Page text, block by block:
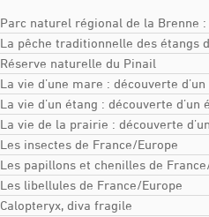
Parc naturel régional de la Brenne
La pêche traditionnelle des étangs
Réserve naturelle du Pinail
La vie d’une mare : découverte
La vie d’un étang : découverte d’un
La vie de la prairie : découverte
Les insectes de France/Europe
Les papillons et chenilles de
Les libellules de France/Europe
Calopteryx, diva fragile